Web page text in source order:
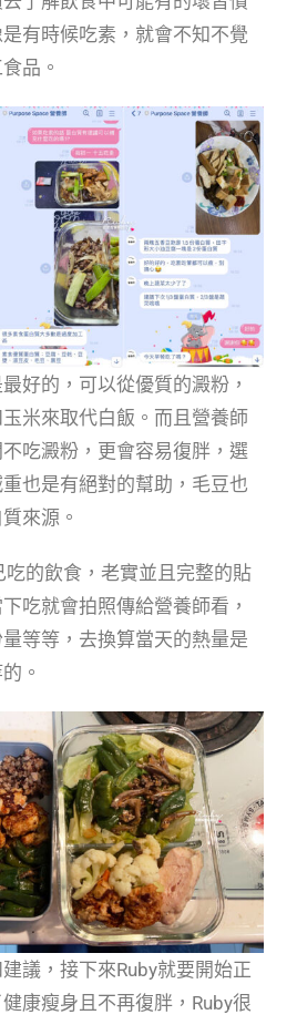
有時候吃素，就會不知不覺
品。
好的，可以從優質的澱粉，
米來取代白飯。而且營養師
吃澱粉，更會容易復胖，選
也是有絕對的幫助，毛豆也
來源。
吃的飲食，老實並且完整的貼
吃就會拍照傳給營養師看，
等等，去換算當天的熱量是
。
議，接下來Ruby就要開始正
康瘦身且不再復胖，Ruby很